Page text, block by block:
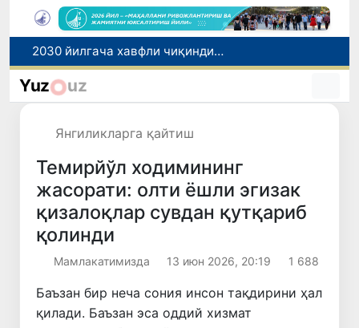
2030 йилгача хавфли чиқиндиларни қайта ишлаш даражаси 20 фоизга етказилади
Ўзбекистон илк бор Халқаро информатика олимпиадаси — IOI 2026га мезбонлик қилади
Yuz uz
Янгиликларга қайтиш
Темирйўл ходимининг
жасорати: олти ёшли эгизак
қизалоқлар сувдан қутқариб
қолинди
Мамлакатимизда 13 июн 2026, 20:19 1 688
Баъзан бир неча сония инсон тақдирини ҳал
қилади. Баъзан эса оддий хизмат